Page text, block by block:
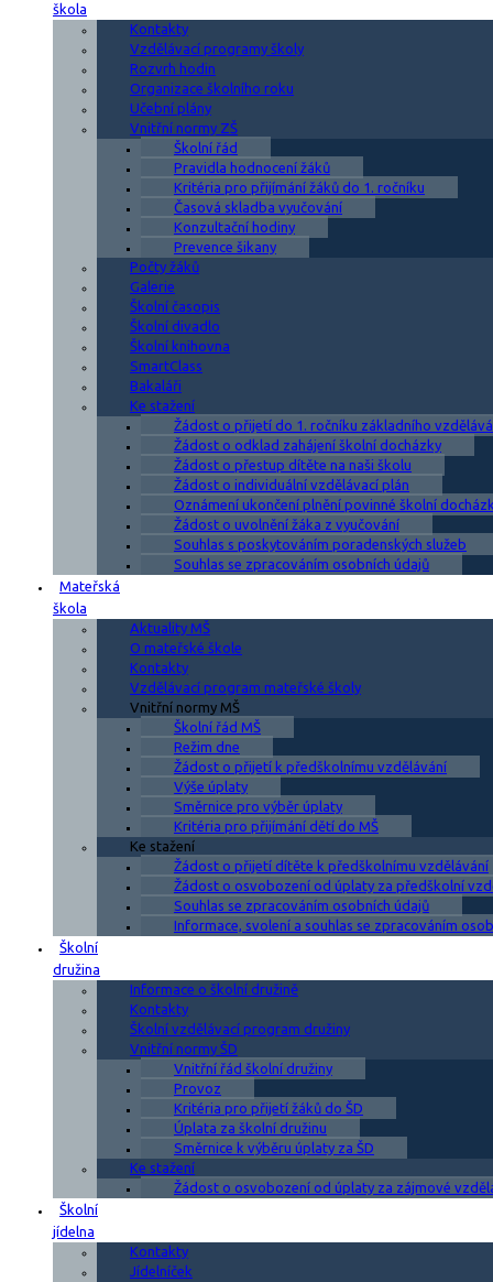
škola
Kontakty
Vzdělávací programy školy
Rozvrh hodin
Organizace školního roku
Učební plány
Vnitřní normy ZŠ
Školní řád
Pravidla hodnocení žáků
Kritéria pro přijímání žáků do 1. ročníku
Časová skladba vyučování
Konzultační hodiny
Prevence šikany
Počty žáků
Galerie
Školní časopis
Školní divadlo
Školní knihovna
SmartClass
Bakaláři
Ke stažení
Žádost o přijetí do 1. ročníku základního
Žádost o odklad zahájení školní docházky
Žádost o přestup dítěte na naši školu
Žádost o individuální vzdělávací plán
Oznámení ukončení plnění povinné školní
Žádost o uvolnění žáka z vyučování
Souhlas s poskytováním poradenských služeb
Souhlas se zpracováním osobních údajů
Mateřská
škola
Aktuality MŠ
O mateřské škole
Kontakty
Vzdělávací program mateřské školy
Vnitřní normy MŠ
Školní řád MŠ
Režim dne
Žádost o přijetí k předškolnímu vzdělávání
Výše úplaty
Směrnice pro výběr úplaty
Kritéria pro přijímání dětí do MŠ
Ke stažení
Žádost o přijetí dítěte k předškolnímu vzdělávání
Žádost o osvobození od úplaty za předškolní
Souhlas se zpracováním osobních údajů
Informace, svolení a souhlas se zpracováním
Školní
družina
Informace o školní družině
Kontakty
Školní vzdělávací program družiny
Vnitřní normy ŠD
Vnitřní řád školní družiny
Provoz
Kritéria pro přijetí žáků do ŠD
Úplata za školní družinu
Směrnice k výběru úplaty za ŠD
Ke stažení
Žádost o osvobození od úplaty za zájmové
Školní
jídelna
Kontakty
Jídelníček